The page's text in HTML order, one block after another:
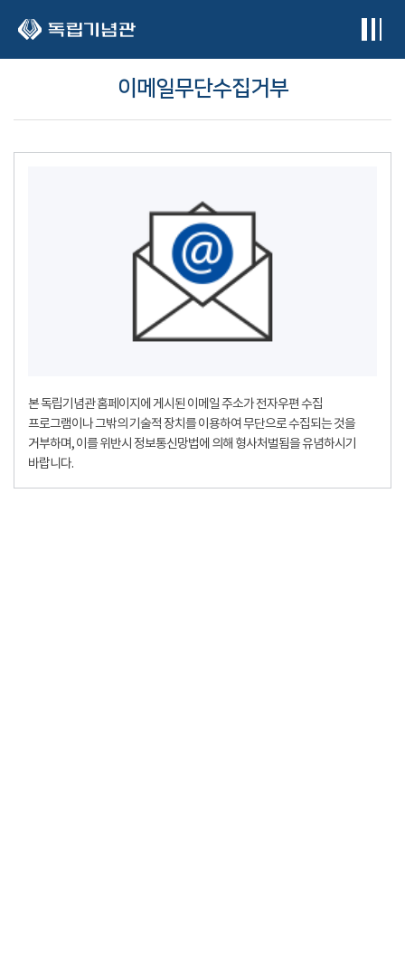
이메일무단수집거부
본 독립기념관 홈페이지에 게시된 이메일 주소가 전자우편 수집
프로그램이나 그밖의 기술적 장치를 이용하여 무단으로 수집되는 것을
거부하며, 이를 위반시 정보통신망법에 의해 형사처벌됨을 유념하시기
바랍니다.